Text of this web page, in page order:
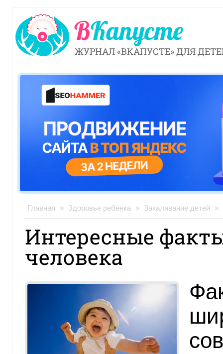
ЖУРНАЛ «ВКАПУСТЕ» ДЛЯ
Главная » Здоровье ребенка » Закаливание детей »
Интересные
человека